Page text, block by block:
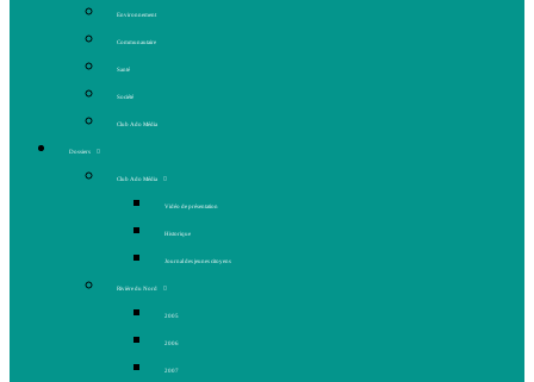
Environnement
Communautaire
Santé
Société
Club Ado Média
Dossiers
Club Ado Média
Vidéo de présentation
Historique
Journal des jeunes citoyens
Rivière du Nord
2005
2006
2007